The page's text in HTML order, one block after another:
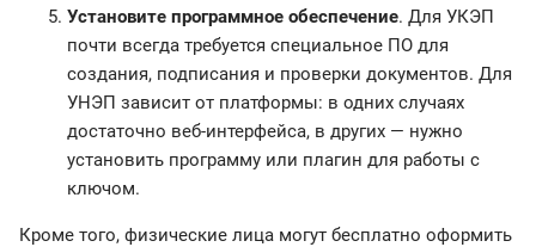
Установите программное обеспечение. Для УКЭП
почти всегда требуется специальное ПО для
создания, подписания и проверки документов. Для
УНЭП зависит от платформы: в одних случаях
достаточно веб-интерфейса, в других — нужно
установить программу или плагин для работы с
ключом.
Кроме того, физические лица могут бесплатно оформить